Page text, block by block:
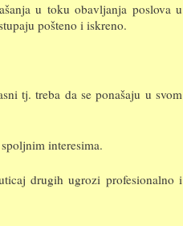
u toku obavljanja poslova u
pošteno i iskreno.
tj. treba da se ponašaju u svom
interesima.
drugih ugrozi profesionalno i